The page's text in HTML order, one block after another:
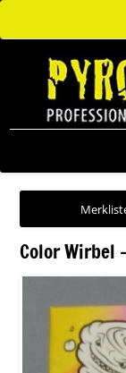
Color Wirbel